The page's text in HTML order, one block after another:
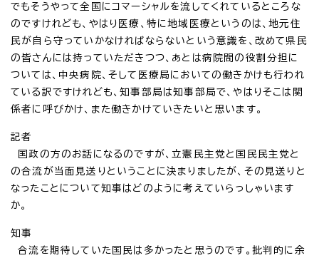
でもそうやって全国にコマーシャルを流してくれているところな
のですけれども、やはり医療、特に地域医療というのは、地元住
民が自ら守っていかなければならないという意識を、改めて県民
の皆さんには持っていただきつつ、あとは病院間の役割分担に
ついては、中央病院、そして医療局においての働きかけも行われ
ている訳ですけれども、知事部局は知事部局で、やはりそこは関
係者に呼びかけ、また働きかけていきたいと思います。
記者
国政の方のお話になるのですが、立憲民主党と国民民主党と
の合流が当面見送りということに決まりましたが、その見送りと
なったことについて知事はどのように考えていらっしゃいます
か。
知事
合流を期待していた国民は多かったと思うのです。批判的に余